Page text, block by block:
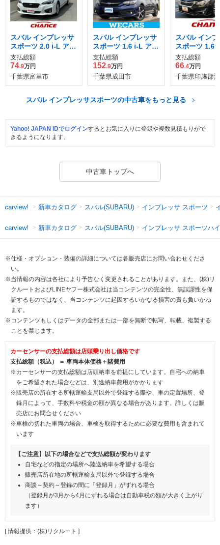
スバル インプレッサ
スポーツ 2.0 i-L アイ
サイト
支払総額
74.9万円
千葉県富里市
スバル インプレッサ
スポーツ 1.6 i-L アイ
サイト
支払総額
152.9万円
千葉県成田市
スバル イン
スポーツ 1.6
ウド エディシ
支払総額
66.4万円
千葉県印旛郡
スバル インプレッサスポーツの中古車をもっと見る
Yahoo! JAPAN IDでログインするとお気に入りに登録や複数見積もりがで
きるようになります。
中古車トップへ
carview! 新車カタログ スバル(SUBARU) インプレッサ スポーツ
carview! 新車カタログ スバル(SUBARU) インプレッサ スポーツハ
※仕様・オプション・装備の詳細については各販売店にお問い合わせくださ
い。
※当情報の内容は各社により予告なく変更されることがあります。また、(株)リ
クルートおよびLINEヤフー株式会社は当コンテンツの完全性、無誤謬性を保
証するものではなく、当コンテンツに起因するいかなる損害の責も負いかね
ます。
※コンテンツもしくはデータの全部または一部を無断で転写、転載、複製する
ことを禁じます。
カーセンサーの支払総額は店頭乗り出し価格です
支払総額（税込） ＝ 車両本体価格＋諸費用
※カーセンサーの支払総額は店頭納車を前提にしています。自宅への納車
をご希望された場合などは、別途納車費用がかかります
※販売店の所在する所轄運輸支局以外で登録する際や、車の定置場所、登
録月によって、手数料や税金の額が異なる場合があります。詳しくは販
売店にお問合せください
※車検の切れた車両の場合、車検を取得するために必要な費用も含まれて
います
【ご注意】以下の場合などで支払総額が変わります
自宅などの指定の場所へ陸送納車を希望する場合
販売店所在地の所轄運輸支局以外で登録する場合
商談～契約～登録の間に「登録月」がずれる場合
（登録月が3月から4月にずれる場合は自動車税の額が大きく上がり
ます）
[ 情報提供：(株)リクルート ]